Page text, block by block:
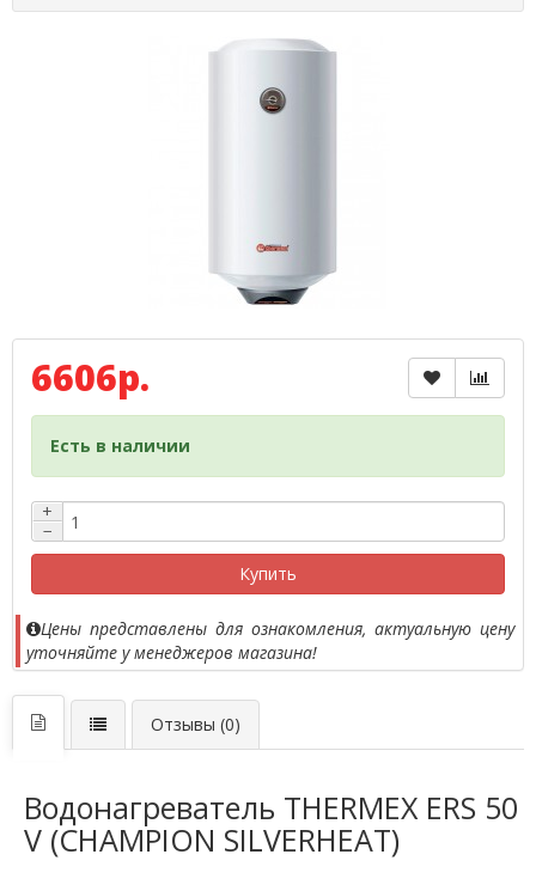
6606р.
Есть в наличии
+
−
Купить
Цены представлены для ознакомления, актуальную цену
уточняйте у менеджеров магазина!
Отзывы (0)
Водонагреватель THERMEX ERS 50
V (CHAMPION SILVERHEAT)